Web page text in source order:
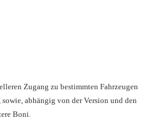
Zugang zu bestimmten Fahrzeugen
abhängig von der Version und den
Boni.